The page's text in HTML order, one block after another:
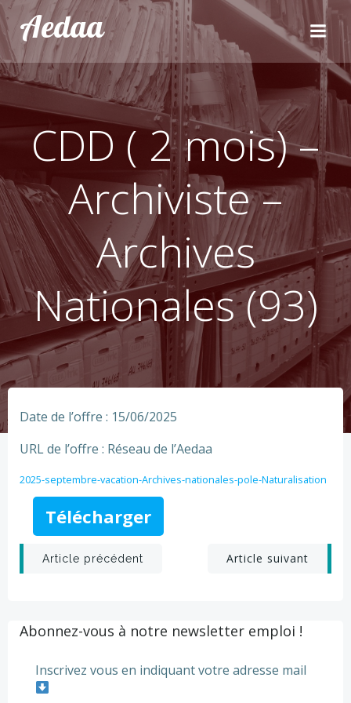
Aller
au
contenu
Aedaa
CDD ( 2 mois) –
Archiviste –
Archives
Nationales (93)
Date de l’offre : 15/06/2025
URL de l’offre : Réseau de l’Aedaa
2025-septembre-vacation-Archives-nationales-pole-Naturalisation
Télécharger
Post
Article précédent
PostArticle suivant
Abonnez-vous à notre newsletter emploi !
Inscrivez vous en indiquant votre adresse mail